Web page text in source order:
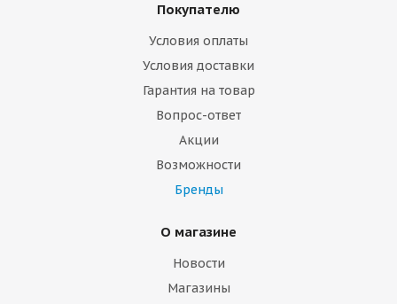
Покупателю
Условия оплаты
Условия доставки
Гарантия на товар
Вопрос-ответ
Акции
Возможности
Бренды
О магазине
Новости
Магазины